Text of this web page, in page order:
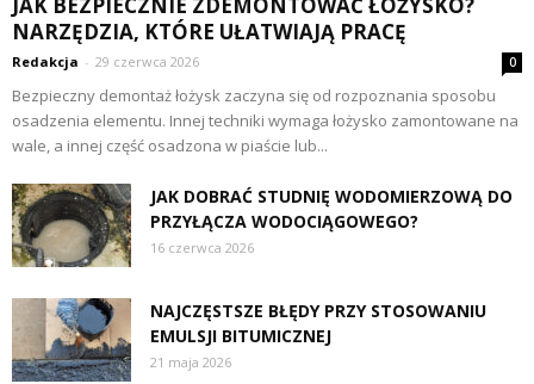
JAK BEZPIECZNIE ZDEMONTOWAĆ ŁOŻYSKO?
NARZĘDZIA, KTÓRE UŁATWIAJĄ PRACĘ
Redakcja - 29 czerwca 2026 0
Bezpieczny demontaż łożysk zaczyna się od rozpoznania sposobu
osadzenia elementu. Innej techniki wymaga łożysko zamontowane na
wale, a innej część osadzona w piaście lub...
JAK DOBRAĆ STUDNIĘ WODOMIERZOWĄ DO
PRZYŁĄCZA WODOCIĄGOWEGO?
16 czerwca 2026
NAJCZĘSTSZE BŁĘDY PRZY STOSOWANIU
EMULSJI BITUMICZNEJ
21 maja 2026